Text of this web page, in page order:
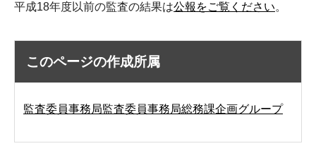
平成18年度以前の監査の結果は公報をご覧ください。
このページの作成所属
監査委員事務局監査委員事務局総務課企画グループ